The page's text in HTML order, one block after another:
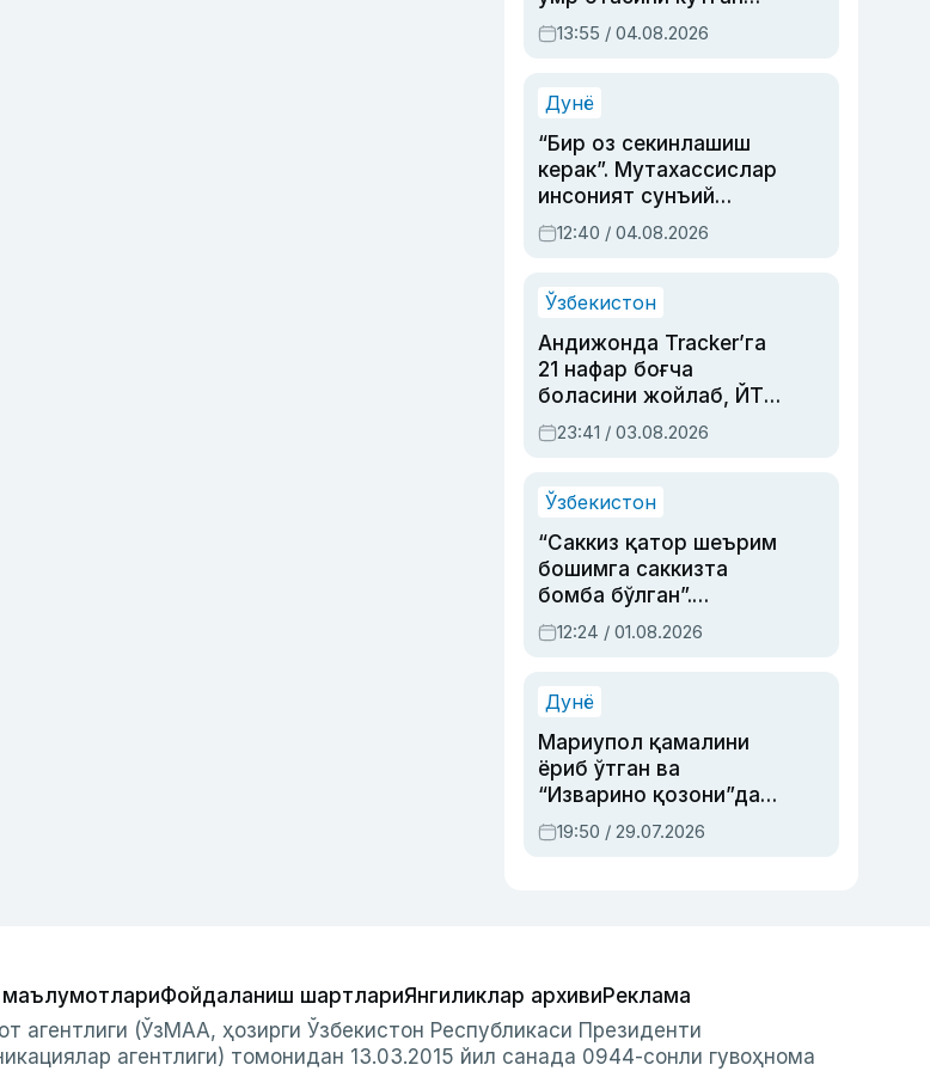
актриса ва дубльяж
устаси Римма
синовларга тўла ҳаёти
13:55 / 04.08.2026
Дунё
“Бир оз секинлашиш
керак”. Мутахассислар
инсоният сунъий
интеллектни бошқара
олмай қолишидан
12:40 / 04.08.2026
Ўзбекистон
Андижонда Tracker’га
21 нафар боғча
боласини жойлаб, ЙТҲ
содир этган аёлга суд
ҳукми ўқилди
23:41 / 03.08.2026
Ўзбекистон
“Саккиз қатор шеърим
бошимга саккизта
бомба бўлган”.
Абдулла Ориповни
сиёсий айбловлардан
12:24 / 01.08.2026
Дунё
Мариупол қамалини
ёриб ўтган ва
“Изварино қозони”дан
чиққан қаҳрамон —
Украина армияси бош
19:50 / 29.07.2026
Фойдаланиш шартлариЯнгиликлар архивиРеклама
агентлиги (ЎзМАА, ҳозирги Ўзбекистон Республикаси Президенти
агентлиги) томонидан 13.03.2015 йил санада 0944-сонли гувоҳнома